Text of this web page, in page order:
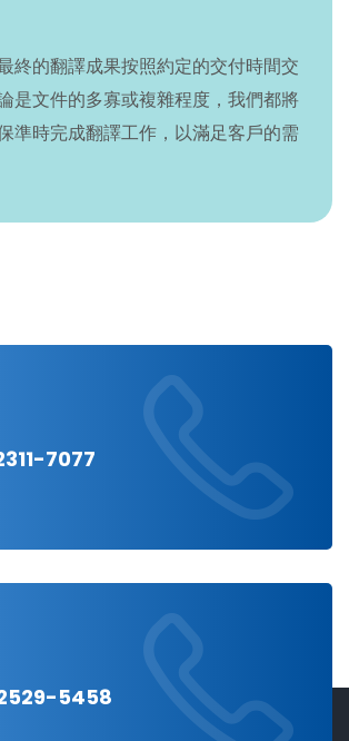
終的翻譯成果按照約定的交付時間交
是文件的多寡或複雜程度，我們都將
準時完成翻譯工作，以滿足客戶的需
7077
5458